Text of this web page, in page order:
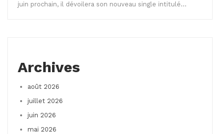
juin prochain, il dévoilera son nouveau single intitulé…
Archives
août 2026
juillet 2026
juin 2026
mai 2026